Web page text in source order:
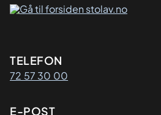
Kontaktinformasjon
TELEFON
72 57 30 00
E-POST